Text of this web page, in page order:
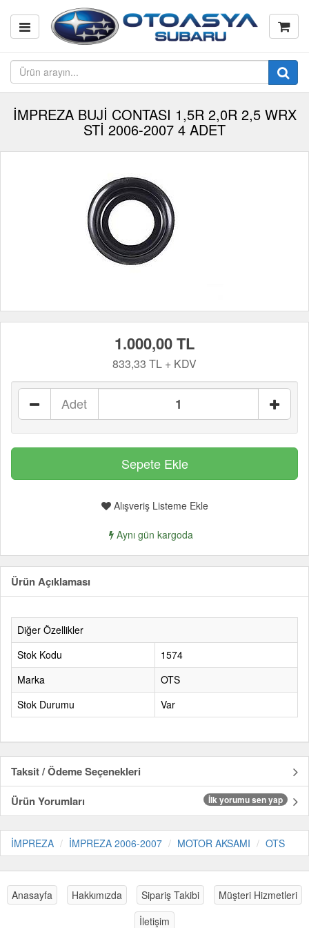
İMPREZA BUJİ CONTASI 1,5R 2,0R 2,5 WRX
STİ 2006-2007 4 ADET
1.000,00 TL
833,33 TL + KDV
Adet
Alışveriş Listeme Ekle
Aynı gün kargoda
Ürün Açıklaması
Diğer Özellikler
Stok Kodu
1574
Marka
OTS
Stok Durumu
Var
Taksit / Ödeme Seçenekleri
Ürün Yorumları
İlk yorumu sen yap
İMPREZA İMPREZA 2006-2007 MOTOR AKSAMI OTS
Anasayfa Hakkımızda Sipariş Takibi
Müşteri Hizmetleri
İletişim